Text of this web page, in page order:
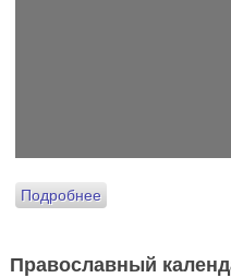
Подробнее
Православный